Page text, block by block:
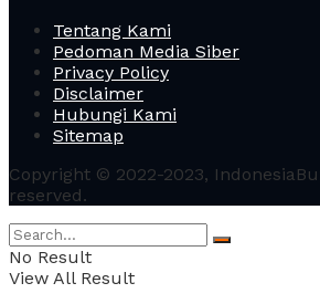
Tentang Kami
Pedoman Media Siber
Privacy Policy
Disclaimer
Hubungi Kami
Sitemap
Copyright © 2022-2023,
reserved.
No Result
View All Result